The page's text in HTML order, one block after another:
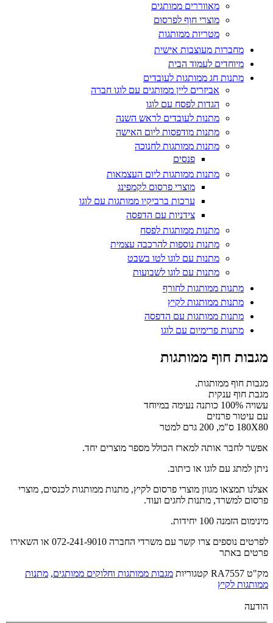
מאווררים ממותגים
מוצרי חוף לפרסום
מטריות ממותגות
מחברות מעוצבות אישית
מיוחדים לעמוד הבית
מתנות חג ממותגות לעובדים
אביזרים ליין ממותגים עם לוגו חברה
הגדות לפסח עם לוגו
מתנות לעובדים לראש השנה
מתנות מודפסות ליום האישה
מתנות ממותגות לחנוכה
פנסים
מתנות ממותגות ליום העצמאות
מוצרי פרסום לקמפינג
ערכות ברביקיו ממותגות עם לוגו
צידניות עם הדפסה
מתנות ממותגות לפסח
מתנות נוספות להרכבה עצמית
מתנות עם לוגו לטו בשבט
מתנות עם לוגו לשבועות
מתנות ממותגות לחורף
מתנות ממותגות לקיץ
מתנות ממותגות עם הדפסה
מתנות פרימיום עם לוגו
מגבות חוף ממותגות
מגבות חוף ממותגות.
מגבת חוף ענקית
עשויה 100% כותנה נעימה במיוחד
עם עיטור פרנזים
180X80 ס"מ, 200 גרם למטר
אפשר לחבר אותה למארז הכולל מספר מוצרים יחד.
ניתן למתג עם לוגו או כיתוב.
אצלנו תמצאו מגוון מוצרי פרסום לקיץ, מתנות ממותגות לכנסים, מוצרי
פרסום למשרד, מתנות לחגים ועוד.
מינימום הזמנה 100 יחידות.
לפרטים נוספים צרו קשר עם משרדי החברה 072-241-9010 או השאירו
פרטים באתר
מק"ט RA7557 קטגוריות מגבות ממותגות וחלוקים ממותגים, מתנות
ממותגות לקיץ
הודעה